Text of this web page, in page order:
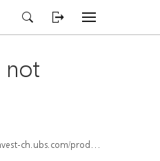
not
produkt/detail/index/isin/CH1568607332